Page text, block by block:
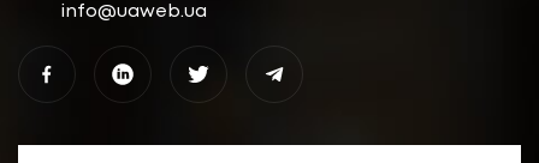
info@uaweb.ua